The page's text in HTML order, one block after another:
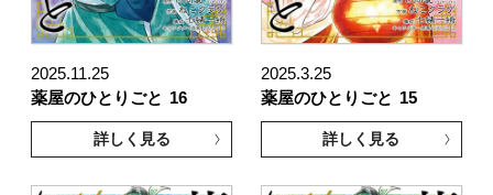
2025.11.25
薬屋のひとりごと 16
詳しく見る
2025.3.25
薬屋のひとりごと 15
詳しく見る